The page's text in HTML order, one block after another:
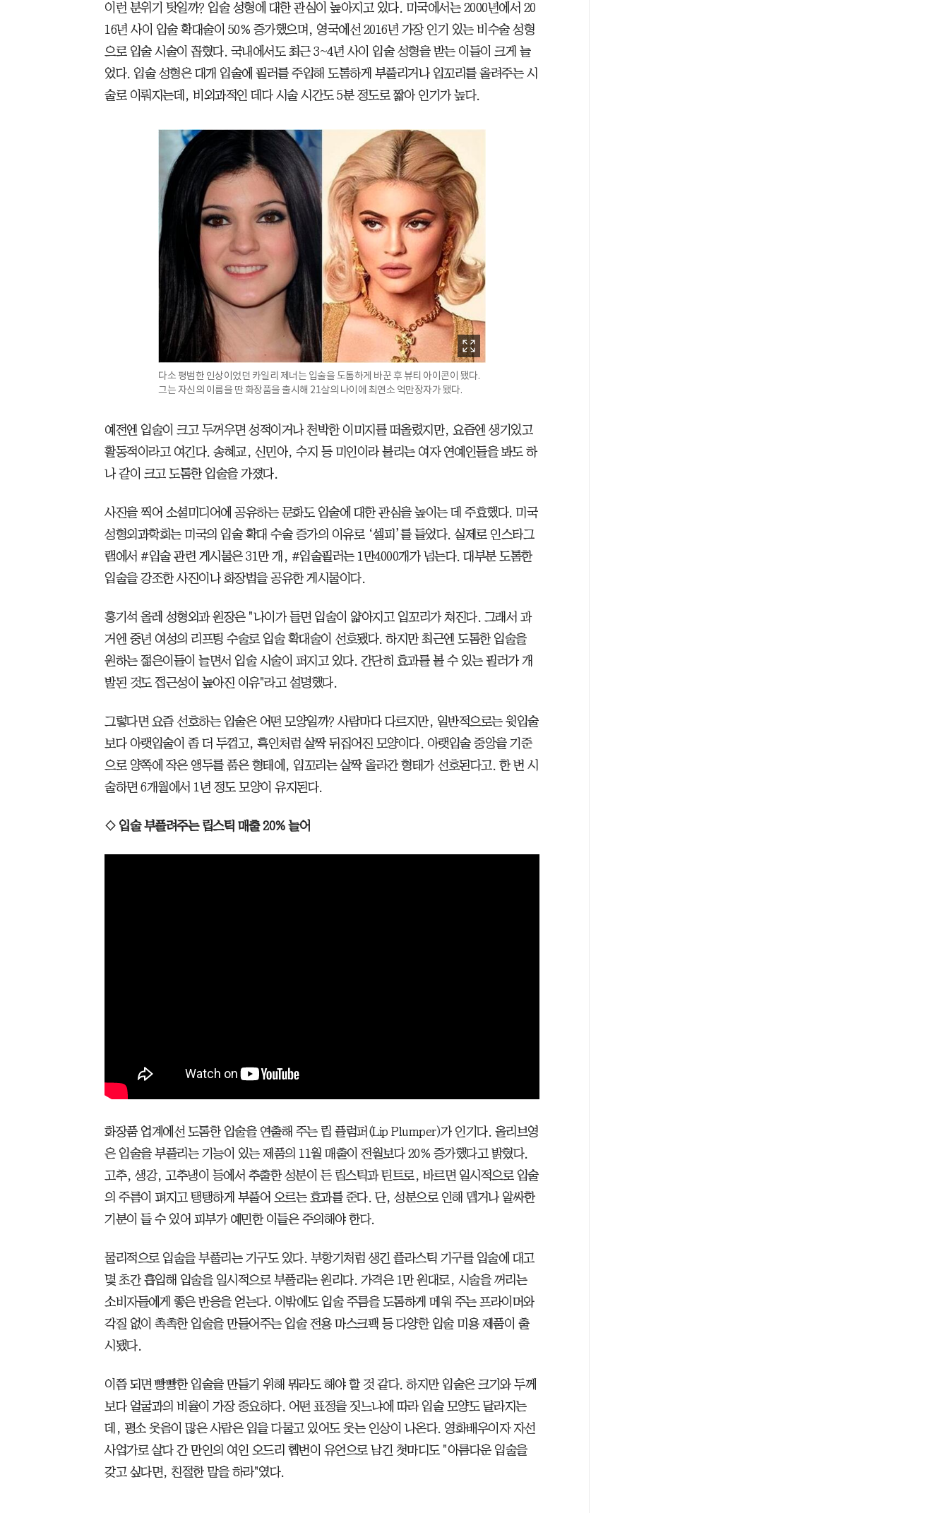
이런 분위기 탓일까? 입술 성형에 대한 관심이 높아지고 있다. 미국에서는 2000년에서 20
16년 사이 입술 확대술이 50% 증가했으며, 영국에선 2016년 가장 인기 있는 비수술 성형
으로 입술 시술이 꼽혔다. 국내에서도 최근 3~4년 사이 입술 성형을 받는 이들이 크게 늘
었다. 입술 성형은 대개 입술에 필러를 주입해 도톰하게 부풀리거나 입꼬리를 올려주는 시
술로 이뤄지는데, 비외과적인 데다 시술 시간도 5분 정도로 짧아 인기가 높다.
다소 평범한 인상이었던 카일리 제너는 입술을 도톰하게 바꾼 후 뷰티 아이콘이 됐다.
그는 자신의 이름을 딴 화장품을 출시해 21살의 나이에 최연소 억만장자가 됐다.
예전엔 입술이 크고 두꺼우면 성적이거나 천박한 이미지를 떠올렸지만, 요즘엔 생기있고
활동적이라고 여긴다. 송혜교, 신민아, 수지 등 미인이라 불리는 여자 연예인들을 봐도 하
나 같이 크고 도톰한 입술을 가졌다.
사진을 찍어 소셜미디어에 공유하는 문화도 입술에 대한 관심을 높이는 데 주효했다. 미국
성형외과학회는 미국의 입술 확대 수술 증가의 이유로 ‘셀피’를 들었다. 실제로 인스타그
램에서 #입술 관련 게시물은 31만 개, #입술필러는 1만4000개가 넘는다. 대부분 도톰한
입술을 강조한 사진이나 화장법을 공유한 게시물이다.
홍기석 올레 성형외과 원장은 "나이가 들면 입술이 얇아지고 입꼬리가 쳐진다. 그래서 과
거엔 중년 여성의 리프팅 수술로 입술 확대술이 선호됐다. 하지만 최근엔 도톰한 입술을
원하는 젊은이들이 늘면서 입술 시술이 퍼지고 있다. 간단히 효과를 볼 수 있는 필러가 개
발된 것도 접근성이 높아진 이유"라고 설명했다.
그렇다면 요즘 선호하는 입술은 어떤 모양일까? 사람마다 다르지만, 일반적으로는 윗입술
보다 아랫입술이 좀 더 두껍고, 흑인처럼 살짝 뒤집어진 모양이다. 아랫입술 중앙을 기준
으로 양쪽에 작은 앵두를 품은 형태에, 입꼬리는 살짝 올라간 형태가 선호된다고. 한 번 시
술하면 6개월에서 1년 정도 모양이 유지된다.
◇ 입술 부풀려주는 립스틱 매출 20% 늘어
화장품 업계에선 도톰한 입술을 연출해 주는 립 플럼퍼(Lip Plumper)가 인기다. 올리브영
은 입술을 부풀리는 기능이 있는 제품의 11월 매출이 전월보다 20% 증가했다고 밝혔다.
고추, 생강, 고추냉이 등에서 추출한 성분이 든 립스틱과 틴트로, 바르면 일시적으로 입술
의 주름이 펴지고 탱탱하게 부풀어 오르는 효과를 준다. 단, 성분으로 인해 맵거나 알싸한
기분이 들 수 있어 피부가 예민한 이들은 주의해야 한다.
물리적으로 입술을 부풀리는 기구도 있다. 부항기처럼 생긴 플라스틱 기구를 입술에 대고
몇 초간 흡입해 입술을 일시적으로 부풀리는 원리다. 가격은 1만 원대로, 시술을 꺼리는
소비자들에게 좋은 반응을 얻는다. 이밖에도 입술 주름을 도톰하게 메워 주는 프라이머와
각질 없이 촉촉한 입술을 만들어주는 입술 전용 마스크팩 등 다양한 입술 미용 제품이 출
시됐다.
이쯤 되면 빵빵한 입술을 만들기 위해 뭐라도 해야 할 것 같다. 하지만 입술은 크기와 두께
보다 얼굴과의 비율이 가장 중요하다. 어떤 표정을 짓느냐에 따라 입술 모양도 달라지는
데, 평소 웃음이 많은 사람은 입을 다물고 있어도 웃는 인상이 나온다. 영화배우이자 자선
사업가로 살다 간 만인의 여인 오드리 헵번이 유언으로 남긴 첫마디도 "아름다운 입술을
갖고 싶다면, 친절한 말을 하라"였다.